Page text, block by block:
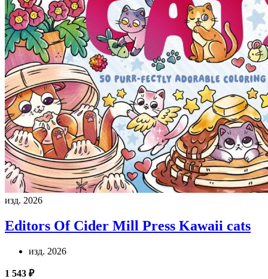
изд. 2026
Editors Of Cider Mill Press Kawaii cats
изд. 2026
1 543 ₽